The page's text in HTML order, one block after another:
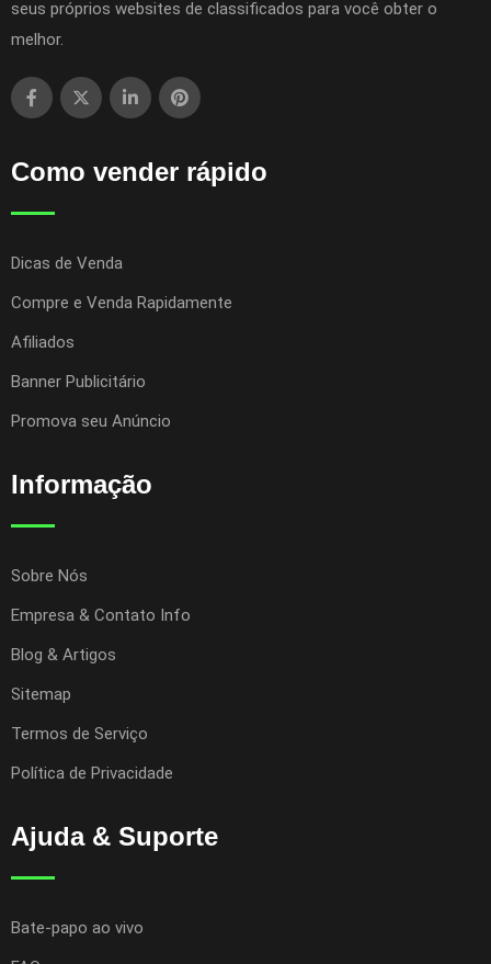
seus próprios websites de classificados para você obter o
melhor.
Como vender rápido
Dicas de Venda
Compre e Venda Rapidamente
Afiliados
Banner Publicitário
Promova seu Anúncio
Informação
Sobre Nós
Empresa & Contato Info
Blog & Artigos
Sitemap
Termos de Serviço
Política de Privacidade
Ajuda & Suporte
Bate-papo ao vivo